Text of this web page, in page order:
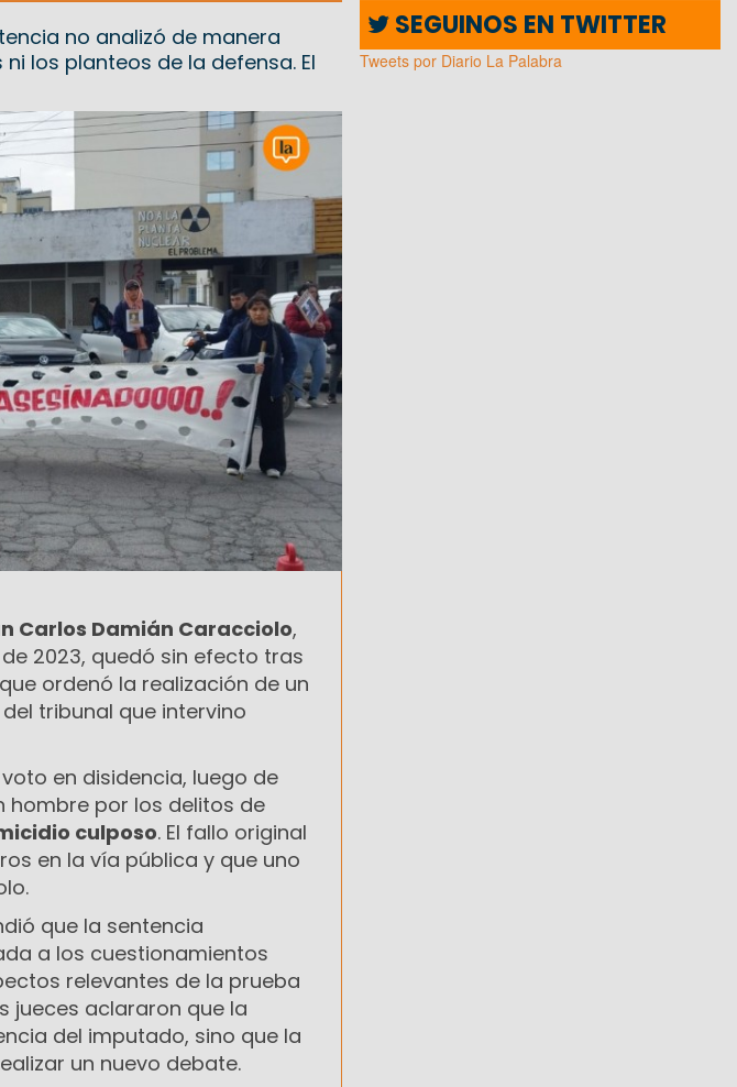
no analizó de manera
los planteos de la defensa. El
Carlos Damián Caracciolo,
2023, quedó sin efecto tras
ordenó la realización de un
tribunal que intervino
en disidencia, luego de
hombre por los delitos de
culposo. El fallo original
en la vía pública y que uno
que la sentencia
a los cuestionamientos
relevantes de la prueba
jueces aclararon que la
del imputado, sino que la
un nuevo debate.
SEGUINOS EN TWITTER
Tweets por Diario La Palabra